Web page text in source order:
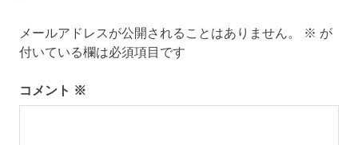
ー
シ
メールアドレスが公開されることはありません。 ※ が
付いている欄は必須項目です
コメント ※